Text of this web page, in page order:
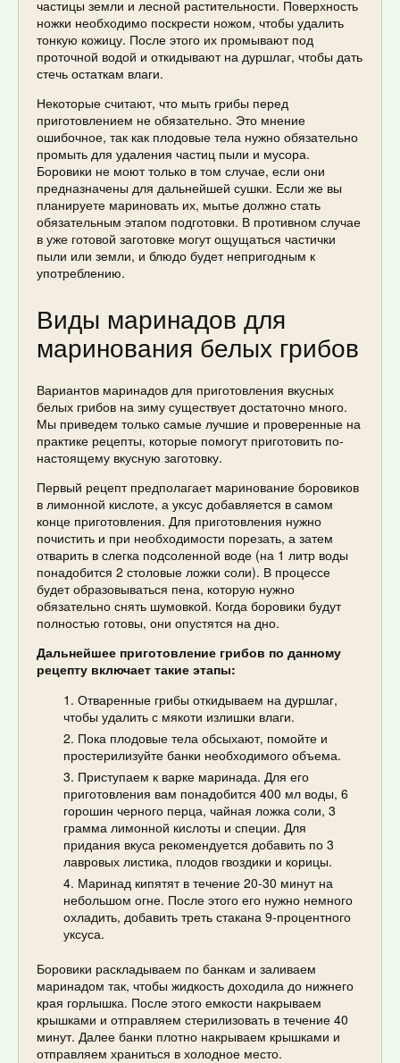
частицы земли и лесной растительности. Поверхность
ножки необходимо поскрести ножом, чтобы удалить
тонкую кожицу. После этого их промывают под
проточной водой и откидывают на дуршлаг, чтобы дать
стечь остаткам влаги.
Некоторые считают, что мыть грибы перед
приготовлением не обязательно. Это мнение
ошибочное, так как плодовые тела нужно обязательно
промыть для удаления частиц пыли и мусора.
Боровики не моют только в том случае, если они
предназначены для дальнейшей сушки. Если же вы
планируете мариновать их, мытье должно стать
обязательным этапом подготовки. В противном случае
в уже готовой заготовке могут ощущаться частички
пыли или земли, и блюдо будет непригодным к
употреблению.
Виды маринадов для
маринования белых грибов
Вариантов маринадов для приготовления вкусных
белых грибов на зиму существует достаточно много.
Мы приведем только самые лучшие и проверенные на
практике рецепты, которые помогут приготовить по-
настоящему вкусную заготовку.
Первый рецепт предполагает маринование боровиков
в лимонной кислоте, а уксус добавляется в самом
конце приготовления. Для приготовления нужно
почистить и при необходимости порезать, а затем
отварить в слегка подсоленной воде (на 1 литр воды
понадобится 2 столовые ложки соли). В процессе
будет образовываться пена, которую нужно
обязательно снять шумовкой. Когда боровики будут
полностью готовы, они опустятся на дно.
Дальнейшее приготовление грибов по данному
рецепту включает такие этапы:
Отваренные грибы откидываем на дуршлаг,
чтобы удалить с мякоти излишки влаги.
Пока плодовые тела обсыхают, помойте и
простерилизуйте банки необходимого объема.
Приступаем к варке маринада. Для его
приготовления вам понадобится 400 мл воды, 6
горошин черного перца, чайная ложка соли, 3
грамма лимонной кислоты и специи. Для
придания вкуса рекомендуется добавить по 3
лавровых листика, плодов гвоздики и корицы.
Маринад кипятят в течение 20-30 минут на
небольшом огне. После этого его нужно немного
охладить, добавить треть стакана 9-процентного
уксуса.
Боровики раскладываем по банкам и заливаем
маринадом так, чтобы жидкость доходила до нижнего
края горлышка. После этого емкости накрываем
крышками и отправляем стерилизовать в течение 40
минут. Далее банки плотно накрываем крышками и
отправляем храниться в холодное место.